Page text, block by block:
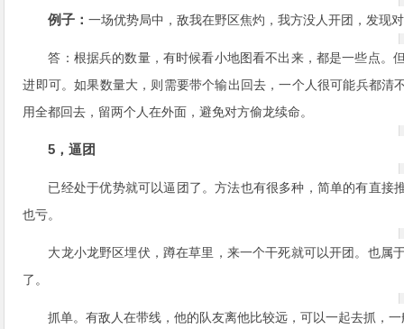
例子：一场优势局中，敌我在野区焦灼，我方没人开团，发现
答：根据兵的数量，有时候看小地图看不出来，都是一些点。
进即可。如果数量大，则需要带个输出回去，一个人很可能兵都
用全都回去，留两个人在外面，避免对方偷龙续命。
5，逼团
已经处于优势就可以逼团了。方法也有很多种，简单的有直
也亏。
大龙小龙野区埋伏，蹲在草里，来一个干死就可以开团。也
了。
抓单。有敌人在带线，他的队友离他比较远，可以一起去抓，